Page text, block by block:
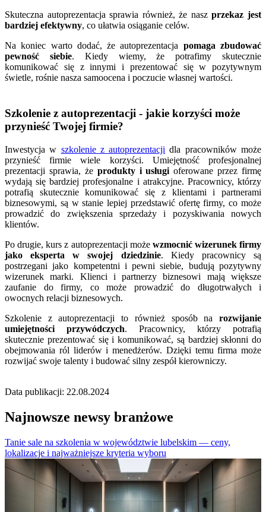
Skuteczna autoprezentacja sprawia również, że naszprzekaz jest
bardziej efektywny, co ułatwia osiąganie celów.
Na koniec warto dodać, że autoprezentacja pomaga zbudować
pewność siebie. Kiedy wiemy, że potrafimy skutecznie
komunikować się z innymi i prezentować się w pozytywnym
świetle, rośnie nasza samoocena i poczucie własnej wartości.
Szkolenie z autoprezentacji - jakie korzyści może
przynieść Twojej firmie?
Inwestycja w szkolenie z autoprezentacji dla pracowników może
przynieść firmie wiele korzyści. Umiejętność profesjonalnej
prezentacji sprawia, że produkty i usługi oferowane przez firmę
wydają się bardziej profesjonalne i atrakcyjne. Pracownicy, którzy
potrafią skutecznie komunikować się z klientami i partnerami
biznesowymi, są w stanie lepiej przedstawić ofertę firmy, co może
prowadzić do zwiększenia sprzedaży i pozyskiwania nowych
klientów.
Po drugie, kurs z autoprezentacji może wzmocnić wizerunek firmy
jako eksperta w swojej dziedzinie. Kiedy pracownicy są
postrzegani jako kompetentni i pewni siebie, budują pozytywny
wizerunek marki. Klienci i partnerzy biznesowi mają większe
zaufanie do firmy, co może prowadzić do długotrwałych i
owocnych relacji biznesowych.
Szkolenie z autoprezentacji to również sposób na rozwijanie
umiejętności przywódczych. Pracownicy, którzy potrafią
skutecznie prezentować się i komunikować, są bardziej skłonni do
obejmowania ról liderów i menedżerów. Dzięki temu firma może
rozwijać swoje talenty i budować silny zespół kierowniczy.
Data publikacji: 22.08.2024
Najnowsze newsy branżowe
Tanie sale na szkolenia w województwie lubelskim — ceny,
lokalizacje i najważniejsze kryteria wyboru